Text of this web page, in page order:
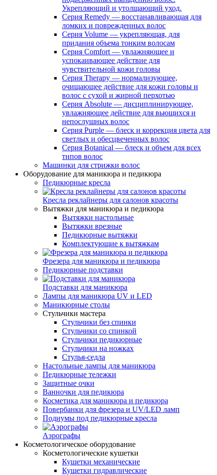
Укрепляющий и утолщающий уход.
Серия Remedy — восстанавливающая для
ломких и поврежденных волос
Серия Volume — укрепляющая, для
придания объема тонким волосам
Серия Comfort — увлажняющее и
успокаивающее действие для
чувствительной кожи головы
Серия Therapy — нормализующее,
очищающее действие для кожи головы и
волос с сухой и жирной перхотью
Серия Absolute — дисциплинирующее,
увлажняющее действие для вьющихся и
непослушных волос
Серия Purple — блеск и коррекция цвета для
светлых и обесцвеченных волос
Серия Botanical — блеск и объем для всех
типов волос
Машинки для стрижки волос
Оборудование для маникюра и педикюра
Педикюрные кресла
Кресла реклайнеры для салонов красоты
Вытяжки для маникюра и педикюра
Вытяжки настольные
Вытяжки врезные
Педикюрные вытяжки
Комплектующие к вытяжкам
Фрезера для маникюра и педикюра
Педикюрные подставки
Подставки для маникюра
Лампы для маникюра UV и LED
Маникюрные столы
Стульчики мастера
Стульчики без спинки
Стульчики со спинкой
Стульчики педикюрные
Стульчики на ножках
Стулья-седла
Настольные лампы для маникюра
Педикюрные тележки
Защитные очки
Ванночки для педикюра
Косметика для маникюра и педикюра
Повербанки для фрезера и UV/LED ламп
Подиумы под педикюрные кресла
Аэрографы
Косметологическое оборудование
Косметологические кушетки
Кушетки механические
Кушетки гидравлические